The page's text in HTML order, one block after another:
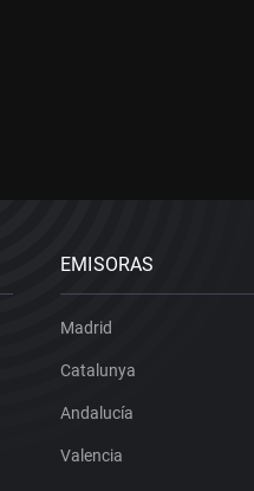
EMISORAS
Madrid
Catalunya
Andalucía
Valencia